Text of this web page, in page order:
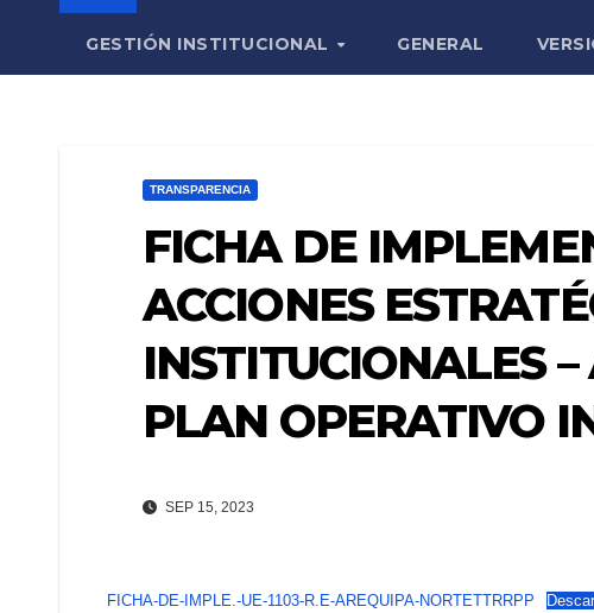
GESTIÓN INSTITUCIONAL GENERAL
TRANSPARENCIA
FICHA DE
ACCIONES
INSTITUCIONALES
PLAN OPERATIVO
SEP 15, 2023
FICHA-DE-IMPLE.-UE-1103-R.E-AREQUIPA-NORTETTRRPP